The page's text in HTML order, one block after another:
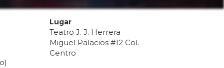
Lugar
Teatro J. J. Herrera
Miguel Palacios #12 Col.
Centro